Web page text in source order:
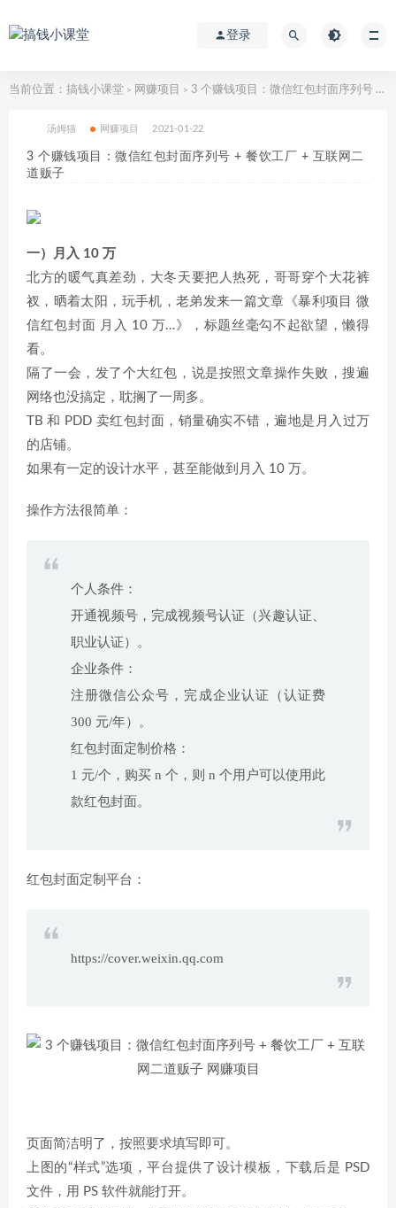
登录
当前位置： 搞钱小课堂 > 网赚项目 > 3 个赚钱项目：微信红包封面序列号 + 餐饮工厂 + 互联网二道贩子
汤姆猫 网赚项目 2021-01-22
3 个赚钱项目：微信红包封面序列号 + 餐饮工厂 + 互联网二
道贩子
一）月入 10 万
北方的暖气真差劲，大冬天要把人热死，哥哥穿个大花裤
衩，晒着太阳，玩手机，老弟发来一篇文章《暴利项目 微
信红包封面 月入 10 万…》，标题丝毫勾不起欲望，懒得
看。
隔了一会，发了个大红包，说是按照文章操作失败，搜遍
网络也没搞定，耽搁了一周多。
TB 和 PDD 卖红包封面，销量确实不错，遍地是月入过万
的店铺。
如果有一定的设计水平，甚至能做到月入 10 万。
操作方法很简单：
个人条件：
开通视频号，完成视频号认证（兴趣认证、
职业认证）。
企业条件：
注册微信公众号，完成企业认证（认证费
300 元/年）。
红包封面定制价格：
1 元/个，购买 n 个，则 n 个用户可以使用此
款红包封面。
红包封面定制平台：
https://cover.weixin.qq.com
页面简洁明了，按照要求填写即可。
上图的“样式”选项，平台提供了设计模板，下载后是 PSD
文件，用 PS 软件就能打开。